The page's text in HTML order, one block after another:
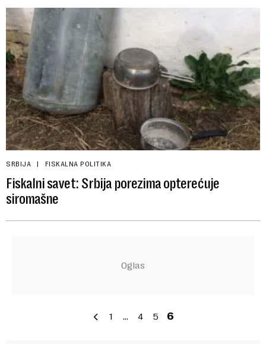
SRBIJA FISKALNA POLITIKA
Fiskalni savet: Srbija porezima opterećuje
siromašne
1 … 4 5 6